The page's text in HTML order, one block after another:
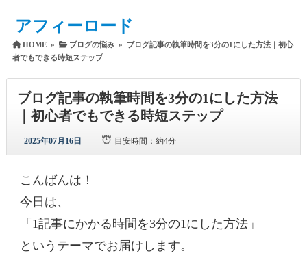
アフィーロード
HOME» ブログの悩み»
ブログ記事の執筆時間を3分の1にした方法｜初心
者でもできる時短ステップ
ブログ記事の執筆時間を3分の1にした方法
｜初心者でもできる時短ステップ
2025年07月16日 目安時間：約4分
こんばんは！
今日は、
「1記事にかかる時間を3分の1にした方法」
というテーマでお届けします。